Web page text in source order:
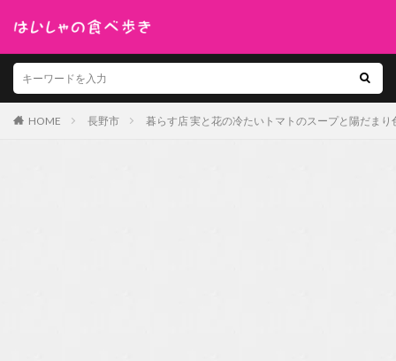
HOME 長野市 暮らす店 実と花の冷たいトマトのスープと陽だまり